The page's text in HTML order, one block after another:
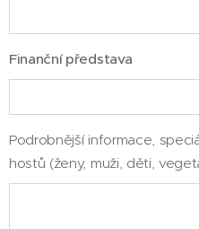
Finanční představa
Podrobnější informace,
hostů (ženy, muži, děti,